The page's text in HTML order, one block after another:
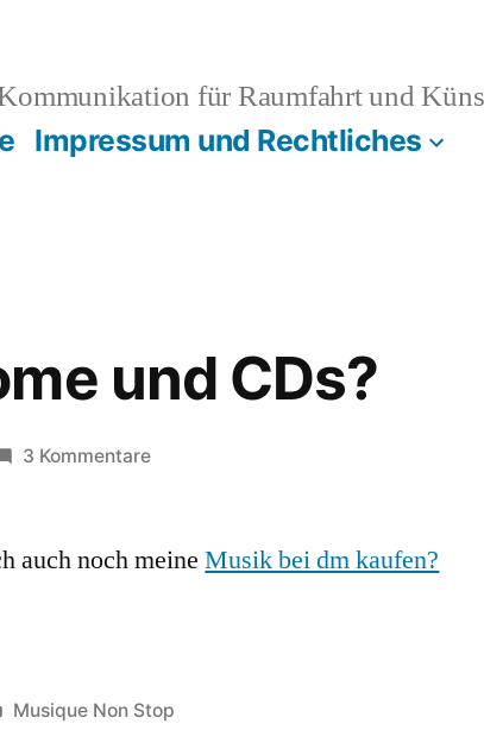
für Raumfahrt und
Impressum und Rechtliches
und CDs?
3 Kommentarezu
und
auch noch meineMusik bei dm kaufen?
Veröffentlicht
Musique Non Stop